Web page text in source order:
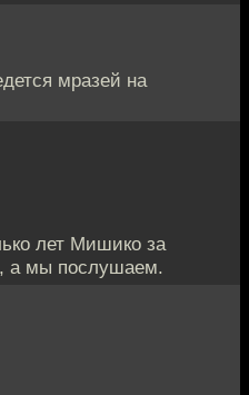
мразей на
лет Мишико за
а мы послушаем.